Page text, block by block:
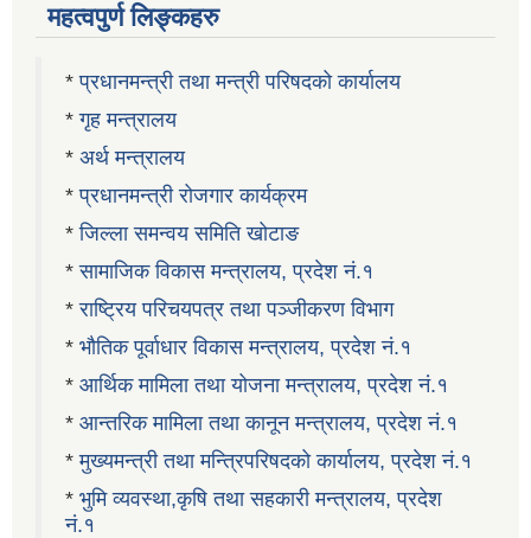
महत्वपुर्ण लिङ्कहरु
*प्रधानमन्त्री तथा मन्त्री परिषदको कार्यालय
*गृह मन्त्रालय
* अर्थ मन्त्रालय
*प्रधानमन्त्री रोजगार कार्यक्रम
*जिल्ला समन्वय समिति खोटाङ
*सामाजिक विकास मन्त्रालय, प्रदेश नं.१
*राष्ट्रिय परिचयपत्र तथा पञ्जीकरण विभाग
* भौतिक पूर्वाधार विकास मन्त्रालय, प्रदेश नं.१
* आर्थिक मामिला तथा योजना मन्त्रालय, प्रदेश नं.१
* आन्तरिक मामिला तथा कानून मन्त्रालय, प्रदेश नं.१
*मुख्यमन्त्री तथा मन्त्रिपरिषदको कार्यालय, प्रदेश नं.१
* भुमि व्यवस्था,कृषि तथा सहकारी मन्त्रालय, प्रदेश
नं.१